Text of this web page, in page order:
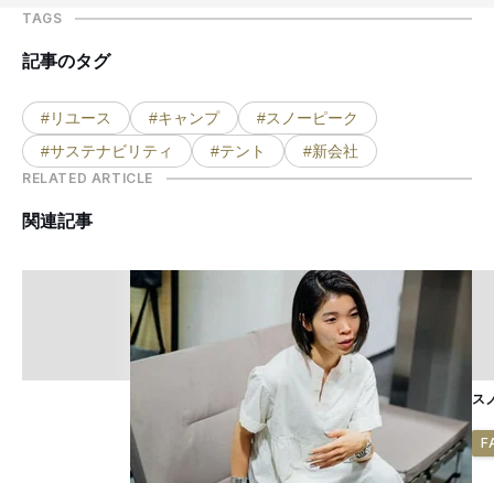
TAGS
記事のタグ
#リユース #キャンプ
#スノーピーク
#サステナビリティ
#テント #新会社
RELATED ARTICLE
関連記事
ス